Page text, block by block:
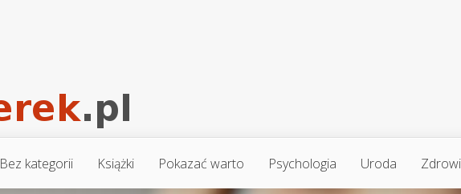
Bez kategorii Książki Pokazać warto Psychologia Uroda